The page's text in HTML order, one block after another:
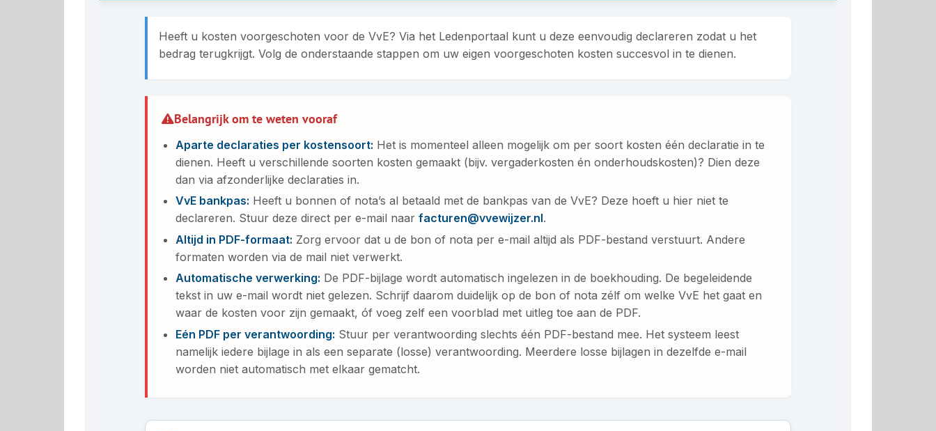
Heeft u kosten voorgeschoten voor de VvE? Via het Ledenportaal kunt u deze eenvoudig declareren zodat u het
bedrag terugkrijgt. Volg de onderstaande stappen om uw eigen voorgeschoten kosten succesvol in te dienen.
Belangrijk om te weten vooraf
Aparte declaraties per kostensoort: Het is momenteel alleen mogelijk om per soort kosten één declaratie in te
dienen. Heeft u verschillende soorten kosten gemaakt (bijv. vergaderkosten én onderhoudskosten)? Dien deze
dan via afzonderlijke declaraties in.
VvE bankpas: Heeft u bonnen of nota’s al betaald met de bankpas van de VvE? Deze hoeft u hier niet te
declareren. Stuur deze direct per e-mail naar facturen@vvewijzer.nl.
Altijd in PDF-formaat: Zorg ervoor dat u de bon of nota per e-mail altijd als PDF-bestand verstuurt. Andere
formaten worden via de mail niet verwerkt.
Automatische verwerking: De PDF-bijlage wordt automatisch ingelezen in de boekhouding. De begeleidende
tekst in uw e-mail wordt niet gelezen. Schrijf daarom duidelijk op de bon of nota zélf om welke VvE het gaat en
waar de kosten voor zijn gemaakt, óf voeg zelf een voorblad met uitleg toe aan de PDF.
Eén PDF per verantwoording: Stuur per verantwoording slechts één PDF-bestand mee. Het systeem leest
namelijk iedere bijlage in als een separate (losse) verantwoording. Meerdere losse bijlagen in dezelfde e-mail
worden niet automatisch met elkaar gematcht.